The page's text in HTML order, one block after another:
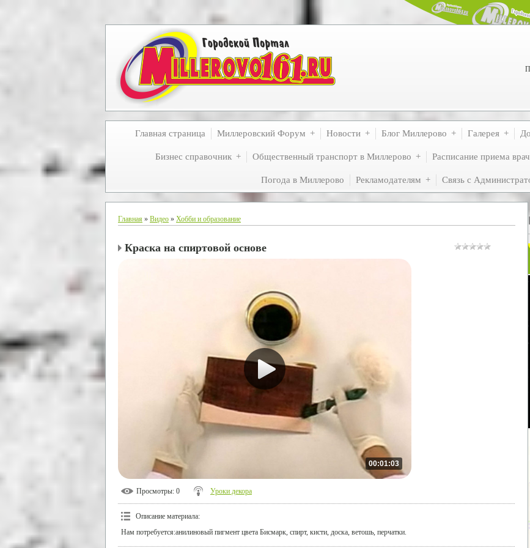
Главная страница Миллеровский Форум Новости Блог Миллерово Галерея
Бизнес справочник Общественный транспорт в Миллерово Расписание приема
Погода в Миллерово Рекламодателям Связь с
Главная » Видео » Хобби и образование
Краска на спиртовой основе
00:01:03
Просмотры: 0 Уроки декора
Описание материала:
Нам потребуется:анилиновый пигмент цвета Бисмарк, спирт, кисти, доска, ветошь, перчатки.